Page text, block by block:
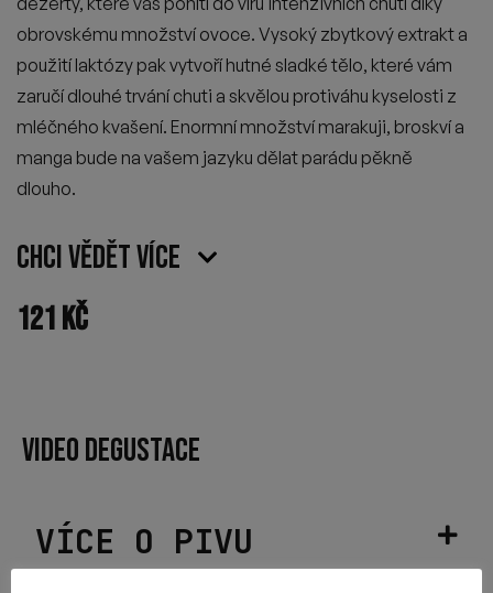
obrovskému množství ovoce. Vysoký zbytkový extrakt a
použití laktózy pak vytvoří hutné sladké tělo, které vám
zaručí dlouhé trvání chuti a skvělou protiváhu kyselosti z
mléčného kvašení. Enormní množství marakuji, broskví a
manga bude na vašem jazyku dělat parádu pěkně
dlouho.
Chci vědět více
121Kč
VÍCE O PIVU
VIDEO DEGUSTACE